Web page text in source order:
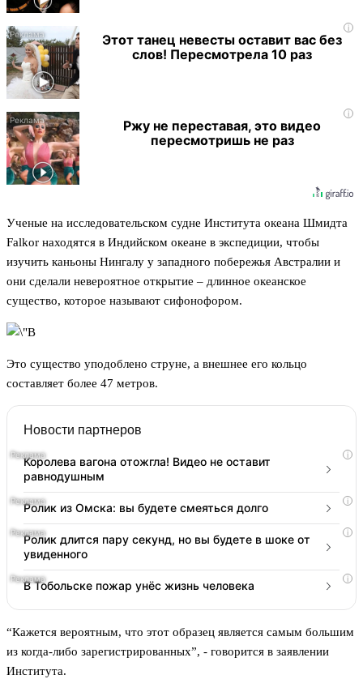
i
Этот танец невесты оставит вас без
слов! Пересмотрела 10 раз
i
Ржу не переставая, это видео
пересмотришь не раз
Ученые на исследовательском судне Института океана Шмидта
Falkor находятся в Индийском океане в экспедиции, чтобы
изучить каньоны Нингалу у западного побережья Австралии и
они сделали невероятное открытие – длинное океанское
существо, которое называют сифонофором.
Это существо уподоблено струне, а внешнее его кольцо
составляет более 47 метров.
Новости партнеров
i
Королева вагона отожгла! Видео не оставит
равнодушным
i
Ролик из Омска: вы будете смеяться долго
i
Ролик длится пару секунд, но вы будете в шоке от
увиденного
i
В Тобольске пожар унёс жизнь человека
“Кажется вероятным, что этот образец является самым большим
из когда-либо зарегистрированных”, - говорится в заявлении
Института.